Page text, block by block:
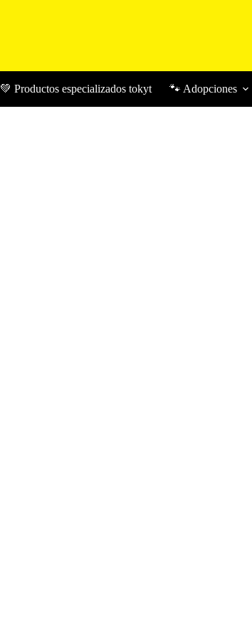
💚 Productos especializados tokyt 🐾 Adopciones